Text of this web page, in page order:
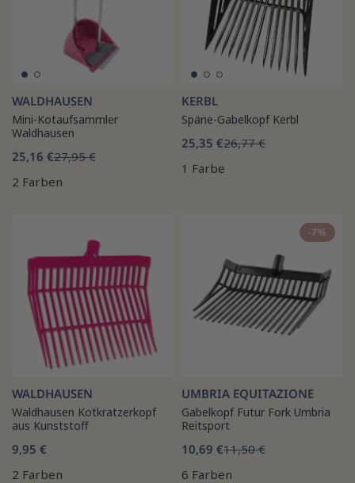
WALDHAUSEN
Mini-Kotaufsammler
Waldhausen
25,16 €27,95 €
2 Farben
KERBL
Späne-Gabelkopf Kerbl
25,35 €26,77 €
1 Farbe
WALDHAUSEN
Waldhausen Kotkratzerkopf
aus Kunststoff
9,95 €
2 Farben
-7%
UMBRIA EQUITAZIONE
Gabelkopf Futur Fork Umbria
Reitsport
10,69 €11,50 €
6 Farben